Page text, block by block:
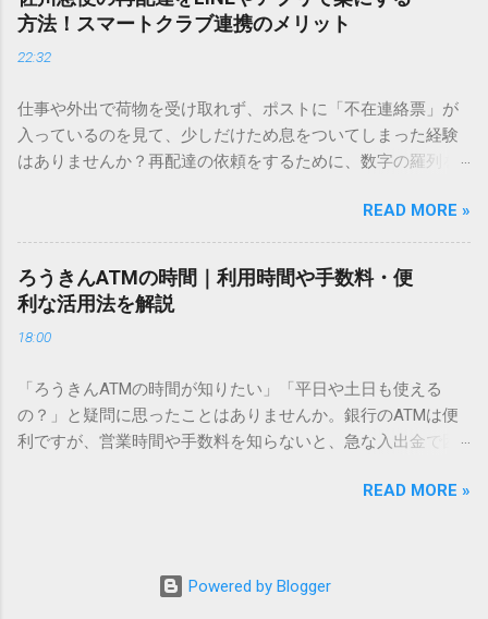
ません。 そこで今回は、IMEパッドを使わずに、特定のコー
ドを打ち込むだけで一瞬で旧字や外字、特殊記号を呼び出す
「文字コード入力」のテクニックを詳しく解説します。 この
必要はありません。 1. なぜ「変換」しても旧字・外字が出て
こないのか？ そもそも、なぜ普通の変換で出てこない漢字が
あるのでしょうか。その理由は、パソコンが文字を認識する
は、JIS規格（日本産業規格）によって「第1水準」「第2水
準」といった形で整理されています。しかし、人名や地名に
使われる非常に古い漢字（旧字）や、特定の組織だけで作ら
れた「外字」は、この一般的な変換リストに含まれていない
ン上のすべての文字には、いわば「住所」のような番号が割
り振られています。変換候補に出ない文字でも、この住所
（コード）を直接指定すれば、確実に呼び出すことができる
のです。 2. Windows標準機能！文字コードで漢字を出す「16
進数入力」 最も汎用性が高く、特別なソフトも不要なのが
20BB7）」を把握する。 入力モードを「半角」にする（※重
方法！スマートクラブ連携のメリット
22:32
仕事や外出で荷物を受け取れず、ポストに「不在連絡票」が
入っているのを見て、少しだけため息をついてしまった経験
はありませんか？再配達の依頼をするために、数字の羅列を
ことに申し訳なさを感じたりすることもあるかもしれませ
ん。 「もっとスムーズに、自分のタイミングで受け取りた
い」 「わざわざ電話をかけずに、スマホ一つで完結させた
い」 そんな願いを叶えてくれるのが、佐川急便の会員制サー
ビス「スマートクラブ」と、LINEや公式アプリの連携です。
これらを活用するだけで、再配達のストレスは驚くほど軽く
受け取り術と、連携による具体的なメリットを徹底解説しま
す。 佐川急便の再配達が劇的に変わる「スマートクラブ」と
は？ まず押さえておきたいのが、佐川急便の個人向け無料会
況をリアルタイムで管理するための基盤となるサービスで
が飛躍的に向上しています。登録を済ませておくだけで、荷
READ MORE »
ろうきんATMの時間｜利用時間や手数料・便
利な活用法を解説
18:00
「ろうきんATMの時間が知りたい」「平日や土日も使える
の？」と疑問に思ったことはありませんか。銀行のATMは便
利ですが、営業時間や手数料を知らないと、急な入出金で困
ATM営業時間や利用の注意点、便利な活用法 を詳しく解説し
です。 1-1. 店舗内ATM 平日：9:00〜17:00 土曜・日曜・祝
日：休止（※一部店舗では土曜日のみ利用可能） 店舗内ATM
READ MORE »
Powered by Blogger